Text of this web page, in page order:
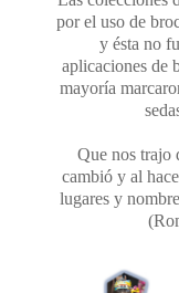
por el uso de
y ésta no
aplicaciones de
mayoría
Que nos trajo
cambió y al
lugares y